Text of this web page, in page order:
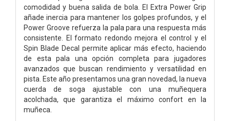
comodidad y buena salida de bola. El Extra Power Grip
añade inercia para mantener los golpes profundos, y el
Power Groove refuerza la pala para una respuesta más
consistente. El formato redondo mejora el control y el
Spin Blade Decal permite aplicar más efecto, haciendo
de esta pala una opción completa para jugadores
avanzados que buscan rendimiento y versatilidad en
pista. Este año presentamos una gran novedad, la nueva
cuerda de soga ajustable con una muñequera
acolchada, que garantiza el máximo confort en la
muñeca.